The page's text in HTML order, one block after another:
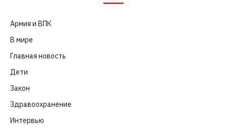
Армия и ВПК
В мире
Главная новость
Дети
Закон
Здравоохранение
Интервью